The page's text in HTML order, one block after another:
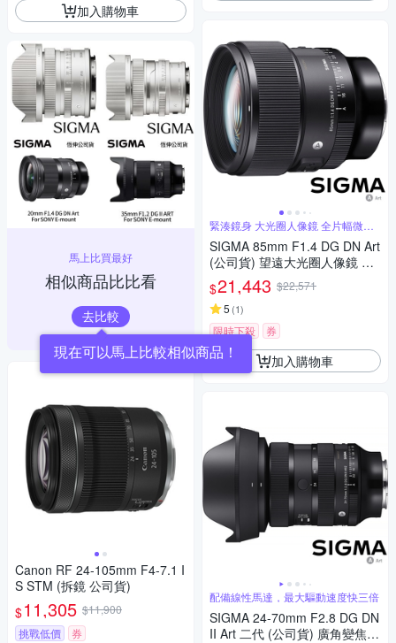
加入購物車
馬上比買最好
相似商品比比看
去比較
現在可以馬上比較相似商品！
Canon RF 24-105mm F4-7.1 I
S STM (拆鏡 公司貨)
$11,305 $11,900
挑戰低價
券
緊湊鏡身 大光圈人像鏡 全片幅微單
眼鏡頭
SIGMA 85mm F1.4 DG DN Art
(公司貨) 望遠大光圈人像鏡 全
片幅微單眼鏡頭
$21,443 $22,571
5 (1)
限時下殺 券
加入購物車
配備線性馬達，最大驅動速度快三倍
SIGMA 24-70mm F2.8 DG DN
II Art 二代 (公司貨) 廣角變焦鏡